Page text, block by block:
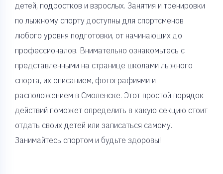
детей, подростков и взрослых. Занятия и тренировки
по лыжному спорту доступны для спортсменов
любого уровня подготовки, от начинающих до
профессионалов. Внимательно ознакомьтесь с
представленными на странице школами лыжного
спорта, их описанием, фотографиями и
расположением в Смоленске. Этот простой порядок
действий поможет определить в какую секцию стоит
отдать своих детей или записаться самому.
Занимайтесь спортом и будьте здоровы!